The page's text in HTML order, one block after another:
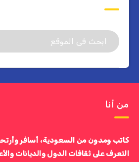
من أنا
كاتب ومدون من السعودية، أسافر
التعرف على ثقافات الدول والديانات